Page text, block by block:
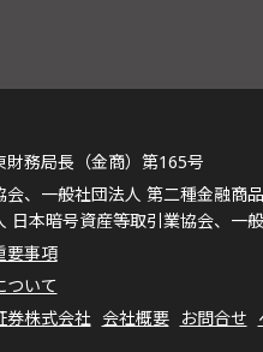
務局長（金商）第165号
会、一般社団法人 第二種金融商
日本暗号資産等取引業協会、一
要事項
ついて
券株式会社 会社概要 お問合せ